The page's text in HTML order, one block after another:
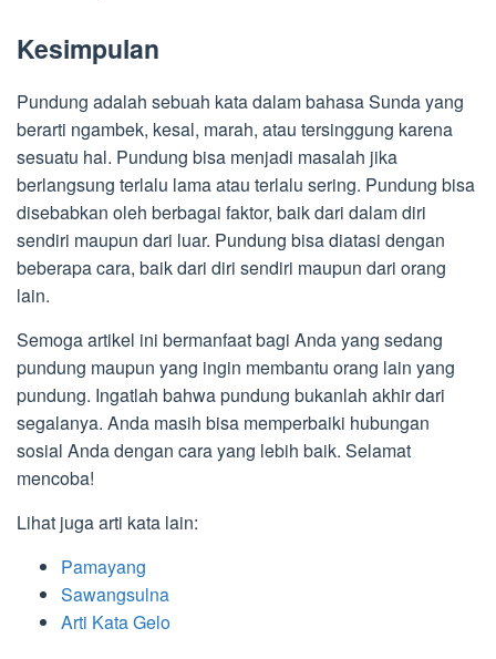
Kesimpulan
Pundung adalah sebuah kata dalam bahasa Sunda yang
berarti ngambek, kesal, marah, atau tersinggung karena
sesuatu hal. Pundung bisa menjadi masalah jika
berlangsung terlalu lama atau terlalu sering. Pundung bisa
disebabkan oleh berbagai faktor, baik dari dalam diri
sendiri maupun dari luar. Pundung bisa diatasi dengan
beberapa cara, baik dari diri sendiri maupun dari orang
lain.
Semoga artikel ini bermanfaat bagi Anda yang sedang
pundung maupun yang ingin membantu orang lain yang
pundung. Ingatlah bahwa pundung bukanlah akhir dari
segalanya. Anda masih bisa memperbaiki hubungan
sosial Anda dengan cara yang lebih baik. Selamat
mencoba!
Lihat juga arti kata lain:
Pamayang
Sawangsulna
Arti Kata Gelo